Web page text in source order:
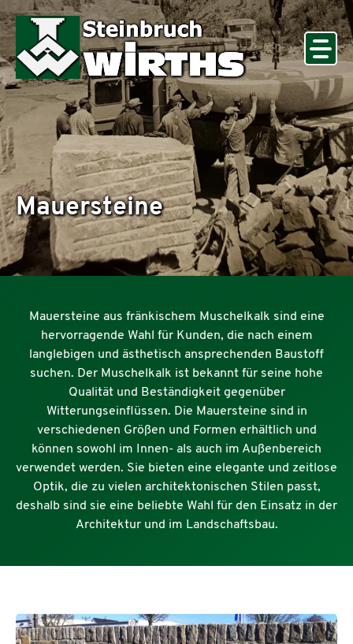
PRODUKTE
UNTERNEHMEN
KONTAKT
Mauersteine
Mauersteine aus fränkischem Muschelkalk sind eine
hervorragende Wahl für Kunden, die nach einem
langlebigen und ästhetisch ansprechenden Baustoff
suchen. Der Muschelkalk ist bekannt für seine hohe
Qualität und Beständigkeit gegenüber
Witterungseinflüssen. Die Mauersteine sind in
verschiedenen Größen und Formen erhältlich und
können sowohl im Innen- als auch im Außenbereich
verwendet werden. Sie bieten eine elegante und zeitlose
Optik, die zu vielen architektonischen Stilen passt,
deshalb sind sie eine beliebte Wahl für den Einsatz in der
Architektur und im Landschaftsbau.